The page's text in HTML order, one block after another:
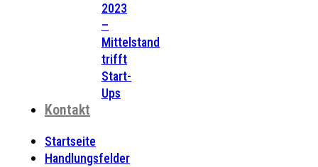
2023
–
Mittelstand
trifft
Start-
Ups
Kontakt
Startseite
Handlungsfelder